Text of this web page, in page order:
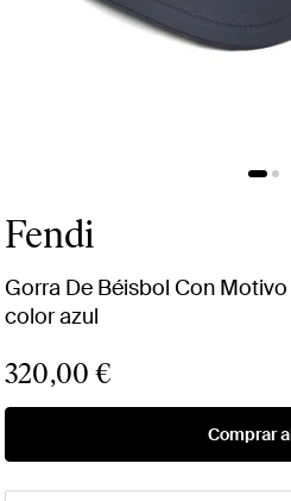
Fendi
Gorra De Béisbol Con
color azul
320,00 €
Comprar